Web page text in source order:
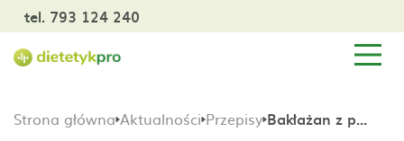
tel. 793 124 240
Strona główna Aktualności Przepisy Bakłażan z pomidorami i mozzarellą